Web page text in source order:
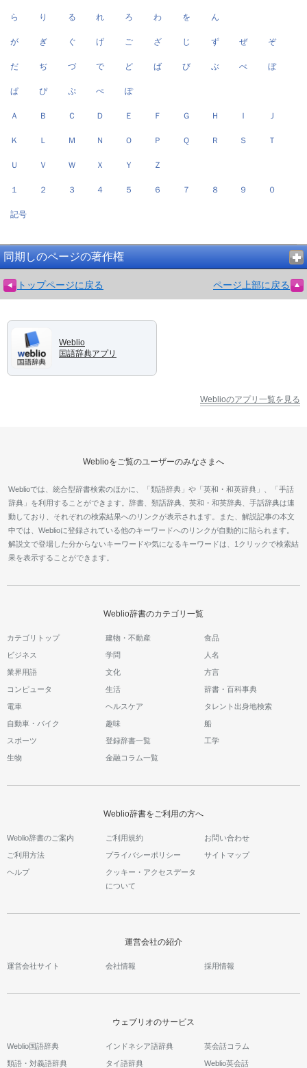
ら り る れ ろ わ を ん
が ぎ ぐ げ ご ざ じ ず ぜ ぞ
だ ぢ づ で ど ば び ぶ べ ぼ
ぱ ぴ ぷ ぺ ぽ
Ａ Ｂ Ｃ Ｄ Ｅ Ｆ Ｇ Ｈ Ｉ Ｊ
Ｋ Ｌ Ｍ Ｎ Ｏ Ｐ Ｑ Ｒ Ｓ Ｔ
Ｕ Ｖ Ｗ Ｘ Ｙ Ｚ
１ ２ ３ ４ ５ ６ ７ ８ ９ ０
記号
同期しのページの著作権
トップページに戻る ページ上部に戻る
Weblio
国語辞典アプリ
Weblioのアプリ一覧を見る
Weblioをご覧のユーザーのみなさまへ
Weblioでは、統合型辞書検索のほかに、「類語辞典」や「英和・和英辞典」、「手話
辞典」を利用することができます。辞書、類語辞典、英和・和英辞典、手話辞典は連
動しており、それぞれの検索結果へのリンクが表示されます。また、解説記事の本文
中では、Weblioに登録されている他のキーワードへのリンクが自動的に貼られます。
解説文で登場した分からないキーワードや気になるキーワードは、1クリックで検索結
果を表示することができます。
Weblio辞書のカテゴリ一覧
カテゴリトップ 建物・不動産 食品
ビジネス 学問 人名
業界用語 文化 方言
コンピュータ 生活 辞書・百科事典
電車 ヘルスケア タレント出身地検索
自動車・バイク 趣味 船
スポーツ 登録辞書一覧 工学
生物 金融コラム一覧
Weblio辞書をご利用の方へ
Weblio辞書のご案内 ご利用規約 お問い合わせ
ご利用方法 プライバシーポリシー サイトマップ
ヘルプ
クッキー・アクセスデータ
について
運営会社の紹介
運営会社サイト 会社情報 採用情報
ウェブリオのサービス
Weblio国語辞典
類語・対義語辞典
インドネシア語辞典
タイ語辞典
英会話コラム
Weblio英会話